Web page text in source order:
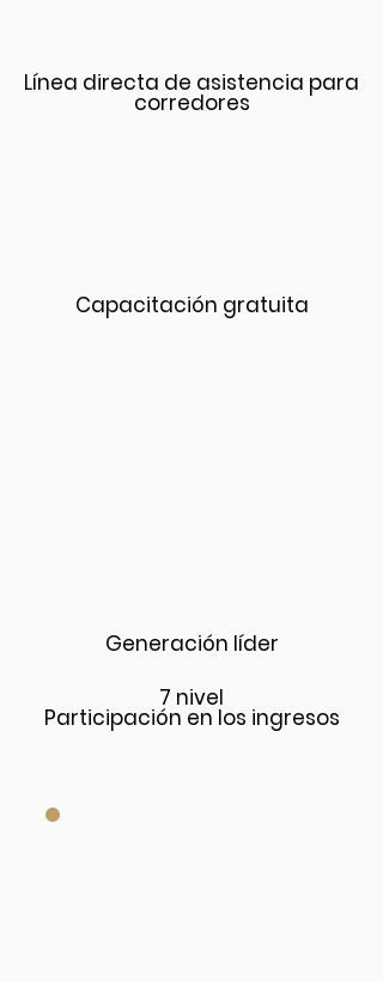
Línea directa de asistencia para
corredores
Capacitación gratuita
Generación líder
7 nivel
Participación en los ingresos